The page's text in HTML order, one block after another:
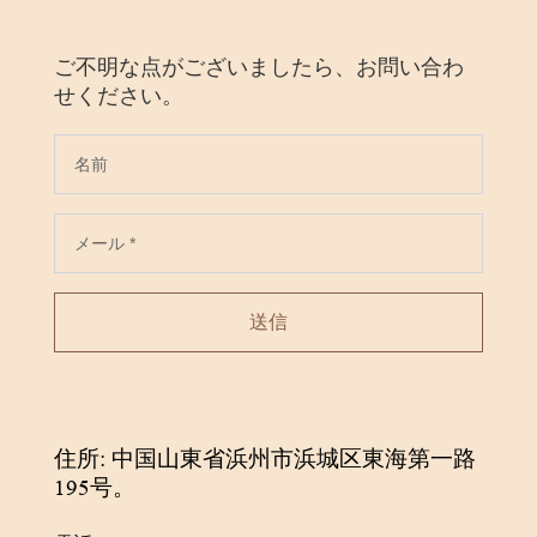
ご不明な点がございましたら、お問い合わ
せください。
送信
住所: 中国山東省浜州市浜城区東海第一路
195号。